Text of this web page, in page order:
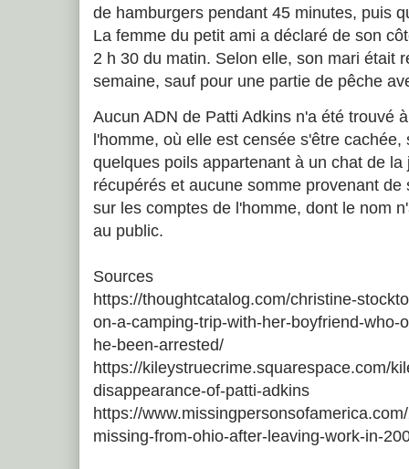
de hamburgers pendant 45 minutes, puis
La femme du petit ami a déclaré de son
2 h 30 du matin. Selon elle, son mari était
semaine, sauf pour une partie de pêche
Aucun ADN de Patti Adkins n'a été trouvé
l'homme, où elle est censée s'être
quelques poils appartenant à un chat de
récupérés et aucune somme provenant
sur les comptes de l'homme, dont le nom
au public.
Sources
https://thoughtcatalog.com/christine-
on-a-camping-trip-with-her-boyfriend-who-
he-been-arrested/
https://kileystruecrime.squarespace.com/
disappearance-of-patti-adkins
https://
missing-from-ohio-after-leaving-work-in-